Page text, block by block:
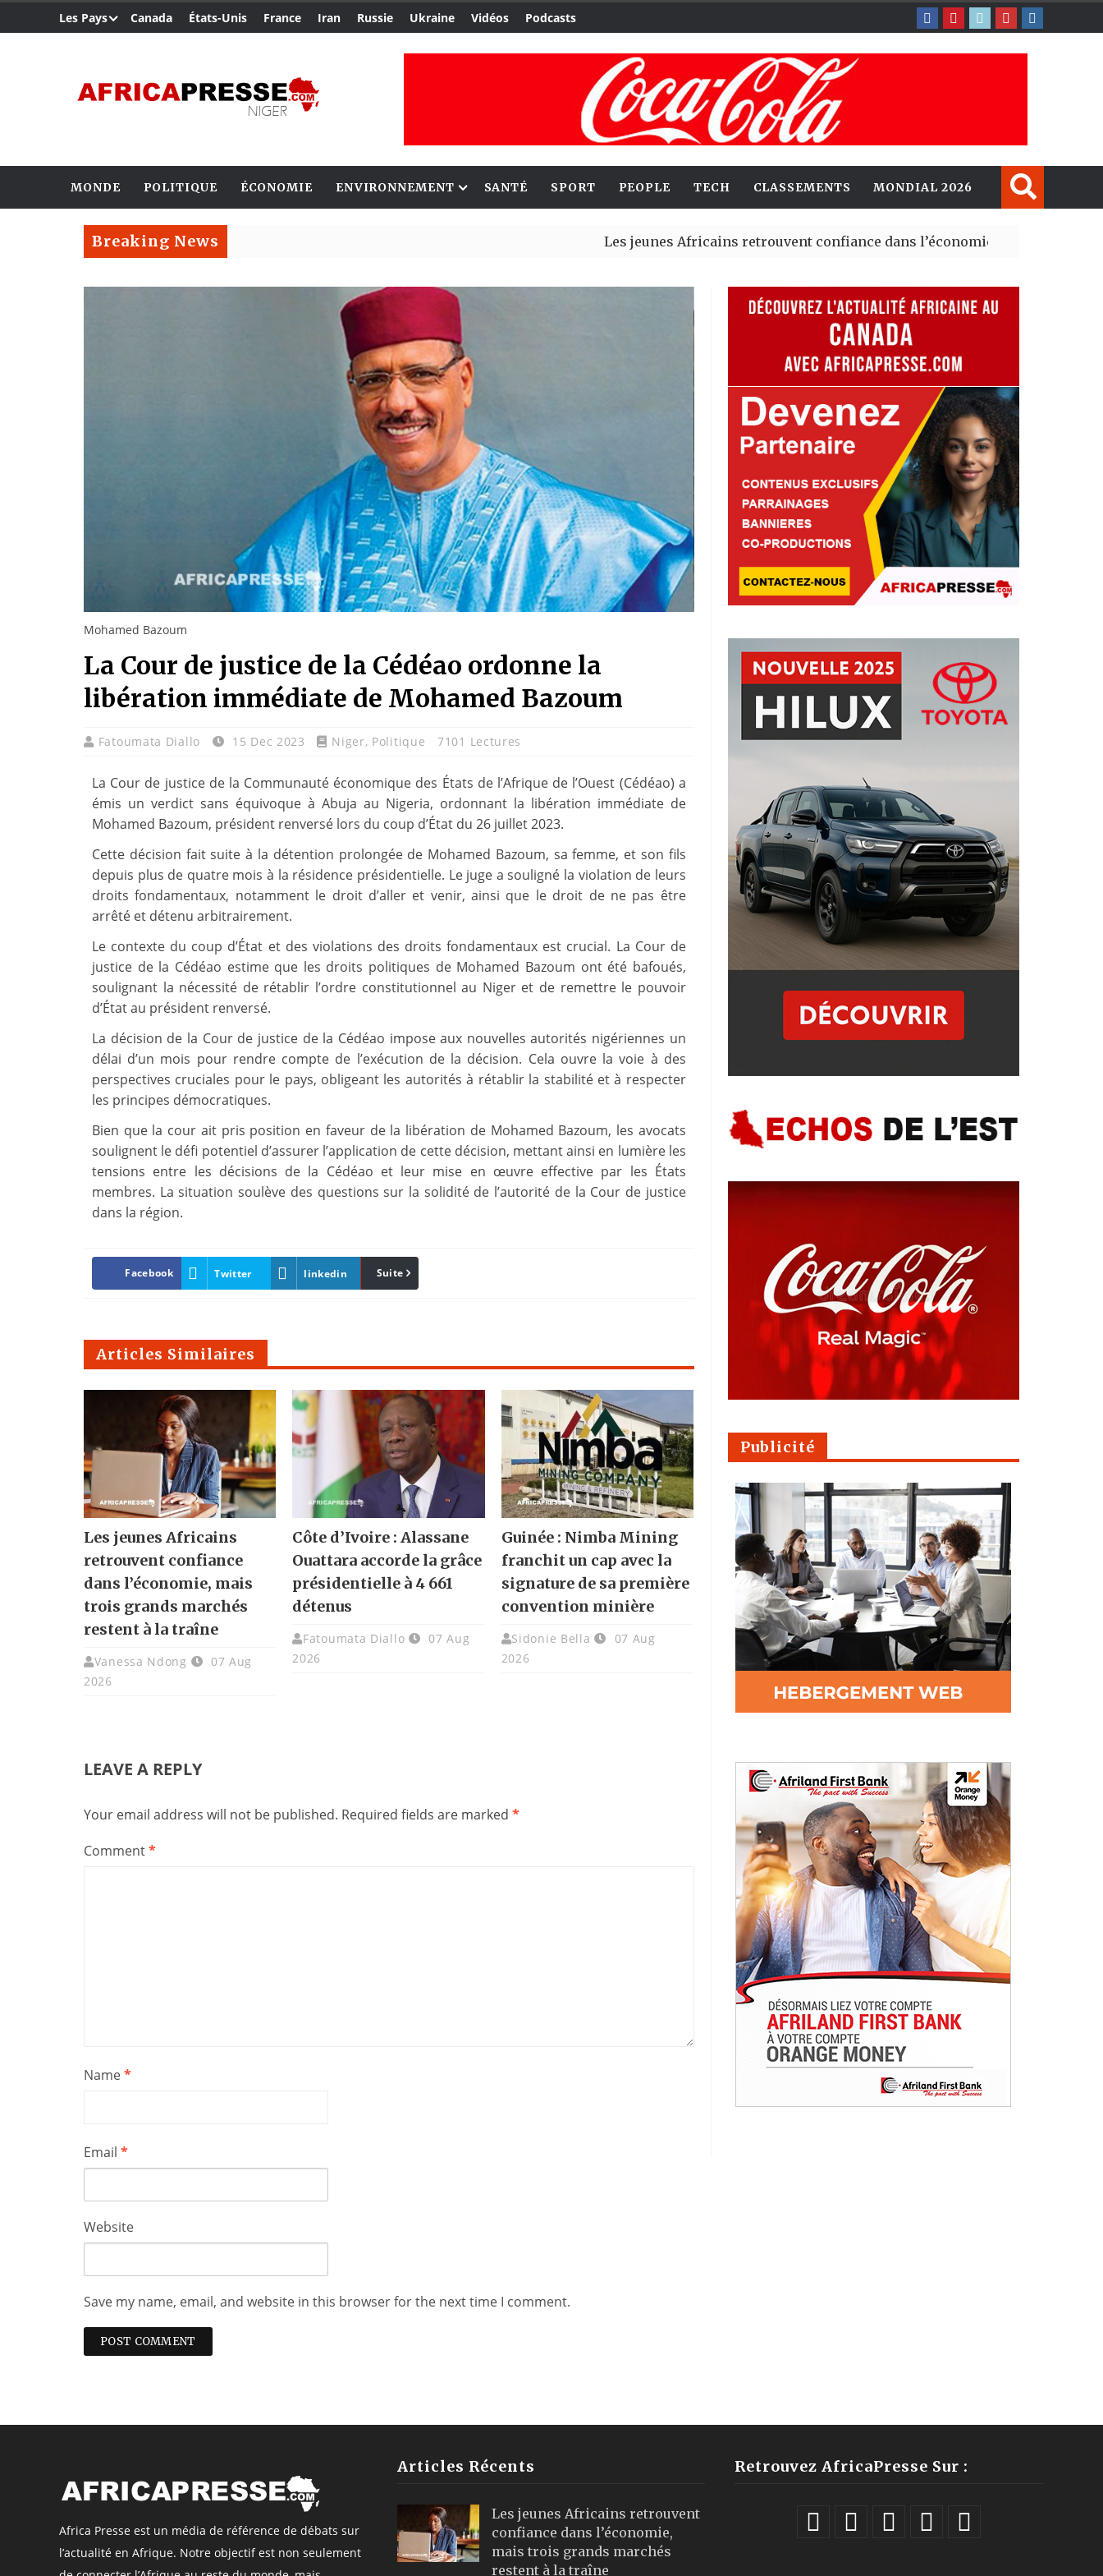
Les Pays Canada États-Unis France Iran Russie Ukraine Vidéos Podcasts
MONDE POLITIQUE ÉCONOMIE ENVIRONNEMENT SANTÉ SPORT PEOPLE TECH CLASSEMENTS MONDIAL 2026
Breaking News Les jeunes Africains retrouvent confiance dans l’économie, mais trois grands
Mohamed Bazoum
La Cour de justice de la Cédéao ordonne la
libération immédiate de Mohamed Bazoum
Fatoumata Diallo 15 Dec 2023 Niger, Politique 7101 Lectures
La Cour de justice de la Communauté économique des États de l’Afrique de l’Ouest (Cédéao) a
émis un verdict sans équivoque à Abuja au Nigeria, ordonnant la libération immédiate de
Mohamed Bazoum, président renversé lors du coup d’État du 26 juillet 2023.
Cette décision fait suite à la détention prolongée de Mohamed Bazoum, sa femme, et son fils
depuis plus de quatre mois à la résidence présidentielle. Le juge a souligné la violation de leurs
droits fondamentaux, notamment le droit d’aller et venir, ainsi que le droit de ne pas être
arrêté et détenu arbitrairement.
Le contexte du coup d’État et des violations des droits fondamentaux est crucial. La Cour de
justice de la Cédéao estime que les droits politiques de Mohamed Bazoum ont été bafoués,
soulignant la nécessité de rétablir l’ordre constitutionnel au Niger et de remettre le pouvoir
d’État au président renversé.
La décision de la Cour de justice de la Cédéao impose aux nouvelles autorités nigériennes un
délai d’un mois pour rendre compte de l’exécution de la décision. Cela ouvre la voie à des
perspectives cruciales pour le pays, obligeant les autorités à rétablir la stabilité et à respecter
les principes démocratiques.
Bien que la cour ait pris position en faveur de la libération de Mohamed Bazoum, les avocats
soulignent le défi potentiel d’assurer l’application de cette décision, mettant ainsi en lumière les
tensions entre les décisions de la Cédéao et leur mise en œuvre effective par les États
membres. La situation soulève des questions sur la solidité de l’autorité de la Cour de justice
dans la région.
Facebook Twitter linkedin Pinterest
Suite
Articles Similaires
Les jeunes Africains
retrouvent confiance
dans l’économie, mais
trois grands marchés
restent à la traîne
Vanessa Ndong
07 Aug
2026
Côte d’Ivoire : Alassane
Ouattara accorde la grâce
présidentielle à 4 661
détenus
Fatoumata Diallo
07 Aug
2026
Guinée : Nimba Mining
franchit un cap avec la
signature de sa première
convention minière
Sidonie Bella
07 Aug
2026
LEAVE A REPLY
Your email address will not be published. Required fields are marked *
Comment*
Name*
Email *
Website
Save my name, email, and website in this browser for the next time I comment.
Publicité
Africa Presse est un média de référence de débats sur
l’actualité en Afrique. Notre objectif est non seulement
Articles Récents
Les jeunes Africains retrouvent
confiance dans l’économie,
mais trois grands marchés
restent à la traîne
Retrouvez AfricaPresse Sur :